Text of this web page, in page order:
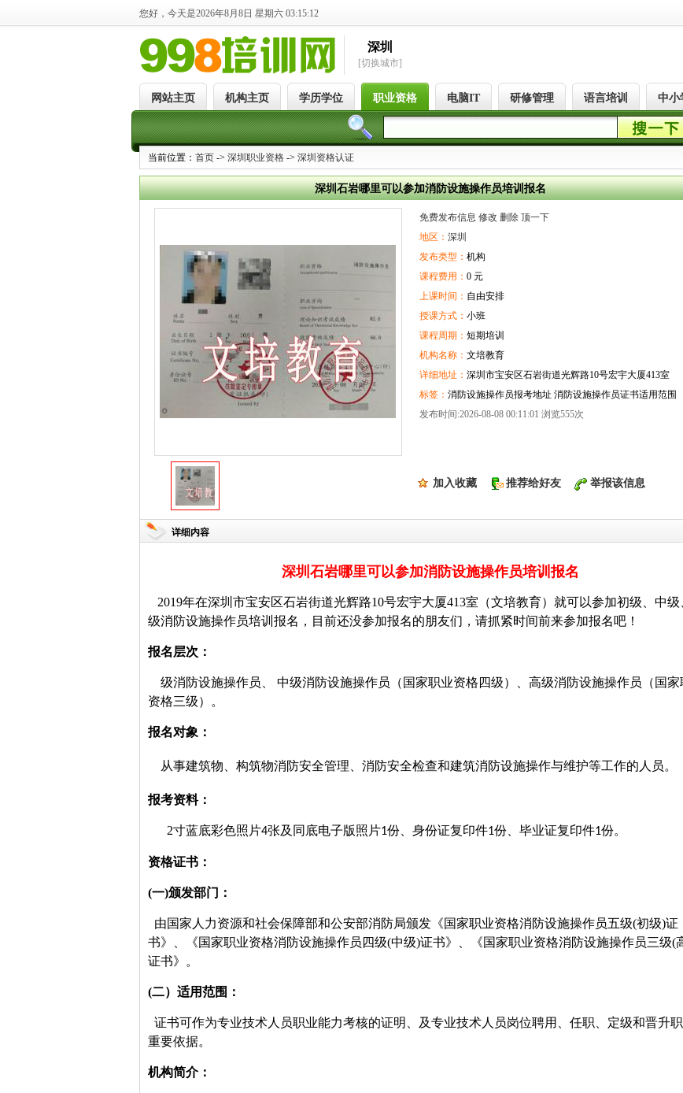
您好，今天是2026年8月8日 星期六 03:15:12
深圳
[切换城市]
网站主页 机构主页 学历学位 职业资格 电脑IT 研修管理 语言培训 中小
当前位置： 首页 -> 深圳职业资格 -> 深圳资格认证
深圳石岩哪里可以参加消防设施操作员培训报名
免费发布信息 修改 删除 顶一下
地区： 深圳
发布类型： 机构
课程费用： 0 元
上课时间： 自由安排
授课方式： 小班
课程周期： 短期培训
机构名称： 文培教育
详细地址： 深圳市宝安区石岩街道光辉路10号宏宇大厦413室
标签： 消防设施操作员报考地址 消防设施操作员证书适用范围
发布时间:2026-08-08 00:11:01 浏览555次
加入收藏 推荐给好友 举报该信息
详细内容
深圳石岩哪里可以参加消防设施操作员培训报名
2019年在深圳市宝安区石岩街道光辉路10号宏宇大厦413室 （文培教育）就可以参加初级、中级
级消防设施操作员培训报名，目前还没参加报名的朋友们，请抓紧时间前来参加报名吧！
报名层次：
级消防设施操作员、 中级消防设施操作员（国家职业资格四级）、高级消防设施操作员（国家
资格三级）。
报名对象：
从事建筑物、构筑物消防安全管理、消防安全检查和建筑消防设施操作与维护等工作的人员。
报考资料：
2寸蓝底彩色照片4张及同底电子版照片1份、身份证复印件1份、毕业证复印件1份。
资格证书：
(一)颁发部门：
由国家人力资源和社会保障部和公安部消防局颁发《国家职业资格消防设施操作员五级(初级)证
书》、《国家职业资格消防设施操作员四级(中级)证书》、《国家职业资格消防设施操作员三级(
证书》。
(二）适用范围：
证书可作为专业技术人员职业能力考核的证明、及专业技术人员岗位聘用、任职、定级和晋升
重要依据。
机构简介：